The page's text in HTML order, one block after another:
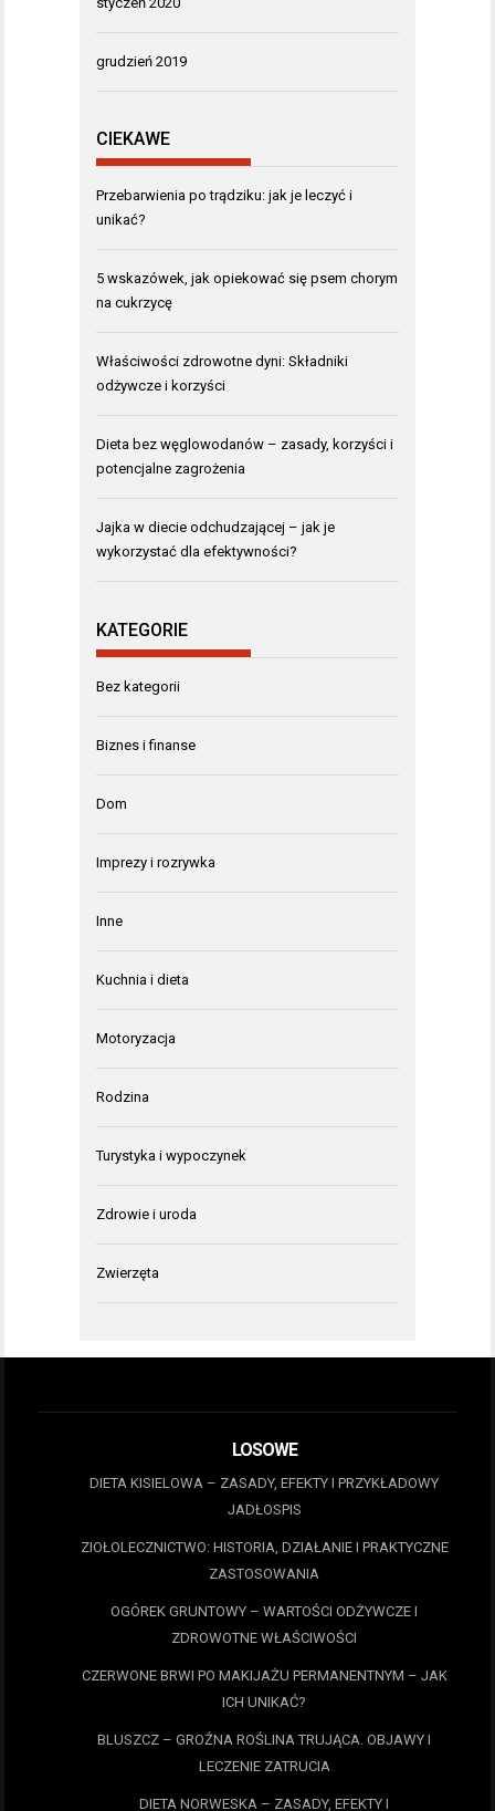
grudzień 2019
CIEKAWE
Przebarwienia po trądziku: jak je leczyć i
unikać?
5 wskazówek, jak opiekować się psem chorym
na cukrzycę
Właściwości zdrowotne dyni: Składniki
odżywcze i korzyści
Dieta bez węglowodanów – zasady, korzyści i
potencjalne zagrożenia
Jajka w diecie odchudzającej – jak je
wykorzystać dla efektywności?
KATEGORIE
Bez kategorii
Biznes i finanse
Dom
Imprezy i rozrywka
Inne
Kuchnia i dieta
Motoryzacja
Rodzina
Turystyka i wypoczynek
Zdrowie i uroda
Zwierzęta
LOSOWE
DIETA KISIELOWA – ZASADY, EFEKTY I PRZYKŁADOWY
JADŁOSPIS
ZIOŁOLECZNICTWO: HISTORIA, DZIAŁANIE I PRAKTYCZNE
ZASTOSOWANIA
OGÓREK GRUNTOWY – WARTOŚCI ODŻYWCZE I
ZDROWOTNE WŁAŚCIWOŚCI
CZERWONE BRWI PO MAKIJAŻU PERMANENTNYM – JAK
ICH UNIKAĆ?
BLUSZCZ – GROŹNA ROŚLINA TRUJĄCA. OBJAWY I
LECZENIE ZATRUCIA
DIETA NORWESKA – ZASADY, EFEKTY I